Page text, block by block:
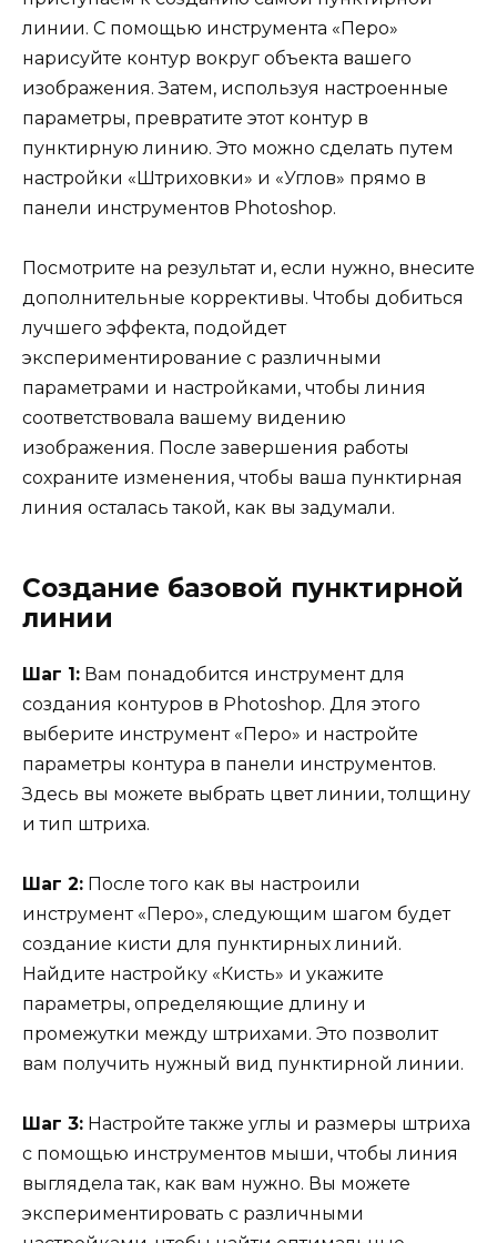
линии. С помощью инструмента «Перо»
нарисуйте контур вокруг объекта вашего
изображения. Затем, используя настроенные
параметры, превратите этот контур в
пунктирную линию. Это можно сделать путем
настройки «Штриховки» и «Углов» прямо в
панели инструментов Photoshop.
Посмотрите на результат и, если нужно, внесите
дополнительные коррективы. Чтобы добиться
лучшего эффекта, подойдет
экспериментирование с различными
параметрами и настройками, чтобы линия
соответствовала вашему видению
изображения. После завершения работы
сохраните изменения, чтобы ваша пунктирная
линия осталась такой, как вы задумали.
Создание базовой пунктирной
линии
Шаг 1: Вам понадобится инструмент для
создания контуров в Photoshop. Для этого
выберите инструмент «Перо» и настройте
параметры контура в панели инструментов.
Здесь вы можете выбрать цвет линии, толщину
и тип штриха.
Шаг 2: После того как вы настроили
инструмент «Перо», следующим шагом будет
создание кисти для пунктирных линий.
Найдите настройку «Кисть» и укажите
параметры, определяющие длину и
промежутки между штрихами. Это позволит
вам получить нужный вид пунктирной линии.
Шаг 3: Настройте также углы и размеры штриха
с помощью инструментов мыши, чтобы линия
выглядела так, как вам нужно. Вы можете
экспериментировать с различными